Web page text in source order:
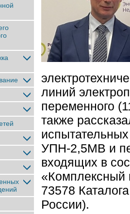
линий
переменного
также
УПН-2,5МВ и
входящих в
«Комплексный
73578
России).